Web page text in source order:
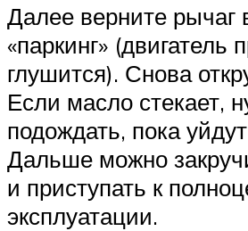
Далее верните рычаг
«паркинг» (двигатель
глушится). Снова
Если масло стекает,
подождать, пока
Дальше можно
и приступать к
эксплуатации.